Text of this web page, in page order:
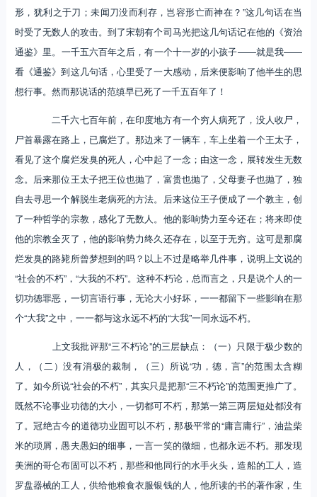
形，犹利之于刀；未闻刀没而利存，岂容形亡而神在？”这几句话在当
时受了无数人的攻击。到了宋朝有个司马光把这几句话记在他的《资治
通鉴》里。一千五六百年之后，有一个十一岁的小孩子——就是我——
看《通鉴》到这几句话，心里受了一大感动，后来便影响了他半生的思
想行事。然而那说话的范缜早已死了一千五百年了！
二千六七百年前，在印度地方有一个穷人病死了，没人收尸，
尸首暴露在路上，已腐烂了。那边来了一辆车，车上坐着一个王太子，
看见了这个腐烂发臭的死人，心中起了一念；由这一念，展转发生无数
念。后来那位王太子把王位也抛了，富贵也抛了，父母妻子也抛了，独
自去寻思一个解脱生老病死的方法。后来这位王子便成了一个教主，创
了一种哲学的宗教，感化了无数人。他的影响势力至今还在；将来即使
他的宗教全灭了，他的影响势力终久还存在，以至于无穷。这可是那腐
烂发臭的路毙所曾梦想到的吗？以上不过是略举几件事，说明上文说的
“社会的不朽”，“大我的不朽”。这种不朽论，总而言之，只是说个人的一
切功德罪恶，一切言语行事，无论大小好坏，一一都留下一些影响在那
个“大我”之中，一一都与这永远不朽的“大我”一同永远不朽。
上文我批评那“三不朽论”的三层缺点：（一）只限于极少数的
人，（二）没有消极的裁制，（三）所说“功，德，言”的范围太含糊
了。如今所说“社会的不朽”，其实只是把那“三不朽论”的范围更推广了。
既然不论事业功德的大小，一切都可不朽，那第一第三两层短处都没有
了。冠绝古今的道德功业固可以不朽，那极平常的“庸言庸行”，油盐柴
米的琐屑，愚夫愚妇的细事，一言一笑的微细，也都永远不朽。那发现
美洲的哥仑布固可以不朽，那些和他同行的水手火头，造船的工人，造
罗盘器械的工人，供给他粮食衣服银钱的人，他所读的书的著作家，生